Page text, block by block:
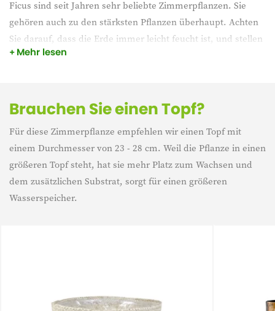
Ficus sind seit Jahren sehr beliebte Zimmerpflanzen. Sie
gehören auch zu den stärksten Pflanzen überhaupt. Achten
Sie darauf, dass die Erde immer leicht feucht ist, und stellen
Sie die Pflanze an einen Ort mit viel indirektem Licht, und
Mehr lesen
Brauchen Sie einen Topf?
Für diese Zimmerpflanze empfehlen wir einen Topf mit
einem Durchmesser von 23 - 28 cm. Weil die Pflanze in einen
größeren Topf steht, hat sie mehr Platz zum Wachsen und
dem zusätzlichen Substrat, sorgt für einen größeren
Wasserspeicher.